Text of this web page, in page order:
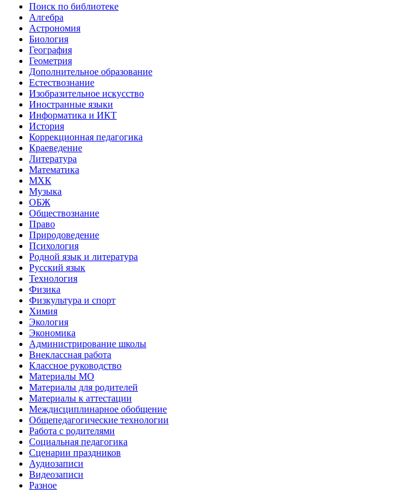
Поиск по библиотеке
Алгебра
Астрономия
Биология
География
Геометрия
Дополнительное образование
Естествознание
Изобразительное искусство
Иностранные языки
Информатика и ИКТ
История
Коррекционная педагогика
Краеведение
Литература
Математика
МХК
Музыка
ОБЖ
Обществознание
Право
Природоведение
Психология
Родной язык и литература
Русский язык
Технология
Физика
Физкультура и спорт
Химия
Экология
Экономика
Администрирование школы
Внеклассная работа
Классное руководство
Материалы МО
Материалы для родителей
Материалы к аттестации
Междисциплинарное обобщение
Общепедагогические технологии
Работа с родителями
Социальная педагогика
Сценарии праздников
Аудиозаписи
Видеозаписи
Разное